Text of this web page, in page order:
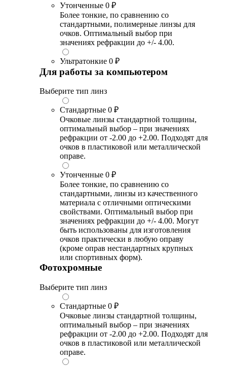
Утонченные 0 ₽
Более тонкие, по сравнению со
стандартными, полимерные линзы для
очков. Оптимальный выбор при
значениях рефракции до +/- 4.00.
Ультратонкие 0 ₽
Для работы за компьютером
Выберите тип линз
Стандартные 0 ₽
Очковые линзы стандартной толщины,
оптимальный выбор – при значениях
рефракции от -2.00 до +2.00. Подходят для
очков в пластиковой или металлической
оправе.
Утонченные 0 ₽
Более тонкие, по сравнению со
стандартными, линзы из качественного
материала с отличными оптическими
свойствами. Оптимальный выбор при
значениях рефракции до +/- 4.00. Могут
быть использованы для изготовления
очков практически в любую оправу
(кроме оправ нестандартных крупных
или спортивных форм).
Фотохромные
Выберите тип линз
Стандартные 0 ₽
Очковые линзы стандартной толщины,
оптимальный выбор – при значениях
рефракции от -2.00 до +2.00. Подходят для
очков в пластиковой или металлической
оправе.